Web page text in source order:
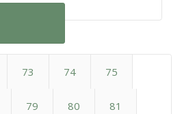
73 74 75
79 80 81